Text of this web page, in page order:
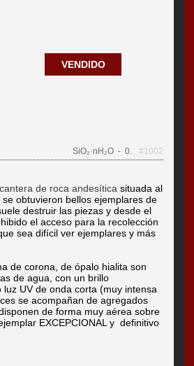
VENDIDO
SiO₂·nH₂O - 0.
#1002
cantera de roca andesítica situada al
obtuvieron bellos ejemplares de
destruir las piezas y desde el
el acceso para la recolección
sea difícil ver ejemplares y más
de corona, de ópalo hialita son
de agua, con un brillo
UV de onda corta (muy intensa
se acompañan de agregados
de forma muy aérea sobre
EXCEPCIONAL y definitivo